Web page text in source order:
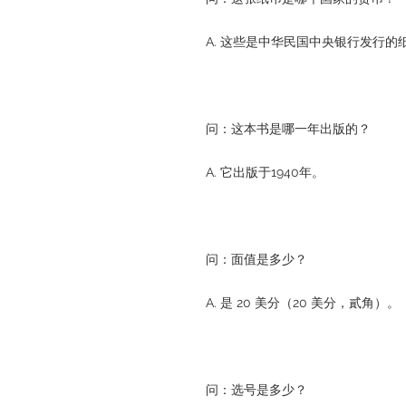
A. 这些是中华民国中央银行发行的
问：这本书是哪一年出版的？
A. 它出版于1940年。
问：面值是多少？
A. 是 20 美分（20 美分，貳角）。
问：选号是多少？